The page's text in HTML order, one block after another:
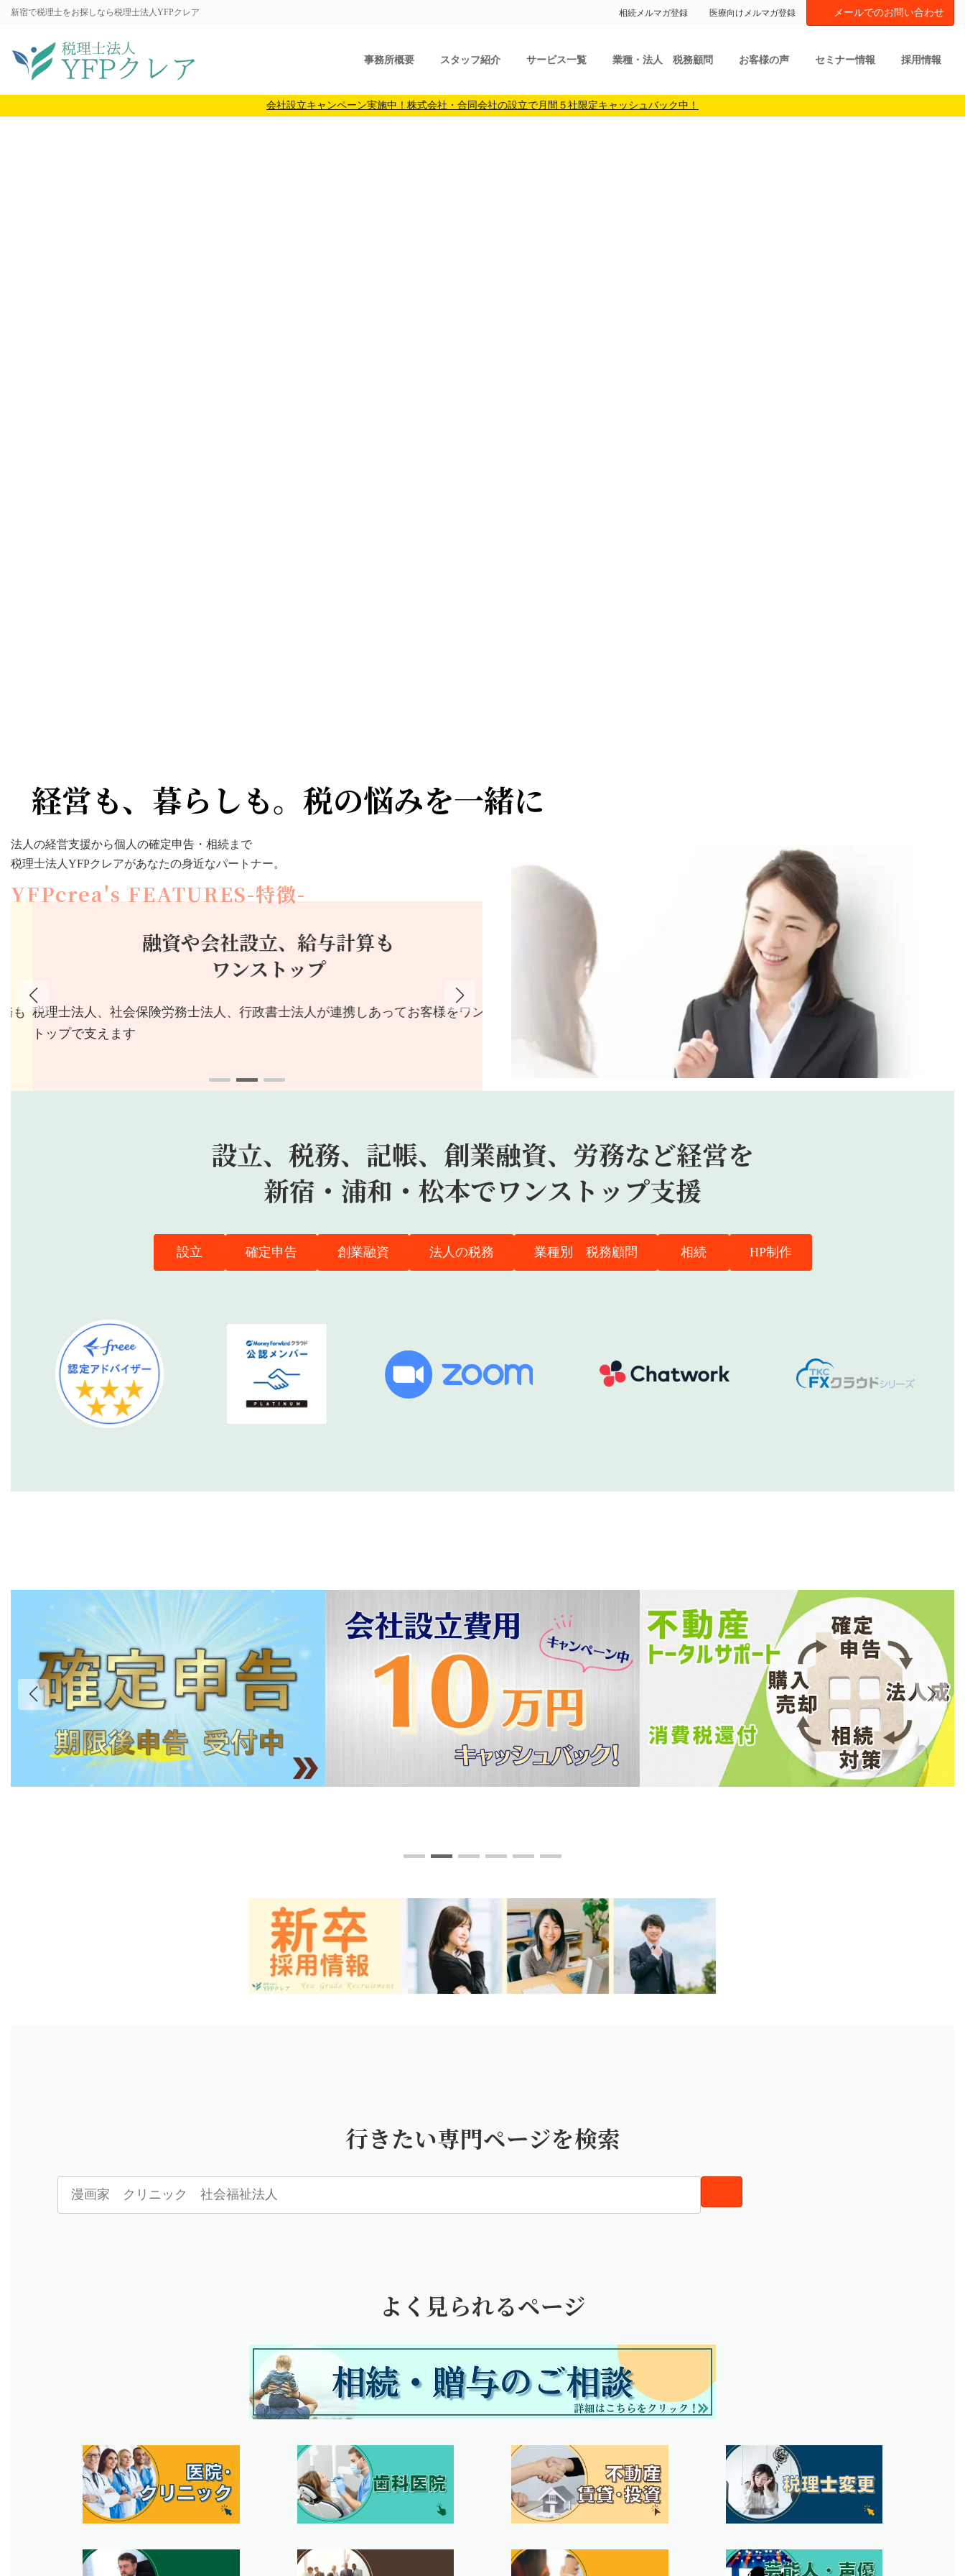
コ
へ
ナ
ョ
新宿で税理士をお探しなら税理士法人YFPクレア 相続メルマガ登録 医療向けメルマガ登録 メールでのお問い合わせ
事務所概要 スタッフ紹介 サービス一覧 業種・法人 税務顧問 お客様の声 セミナー情報 採用情報
会社設立キャンペーン実施中！株式会社・合同会社の設立で月間５社限定キャッシュバック中！
経営も、暮らしも。税の悩みを一緒に
法人の経営支援から個人の確定申告・相続まで
税理士法人YFPクレアがあなたの身近なパートナー。
YFPcrea's FEATURES-特徴-
融資や会社設立、給与計算も
ワンストップ
税理士法人、社会保険労務士法人、行政書士法人が連携しあってお客様をワンス
トップで支えます
freee、MFやRPA、zoom、チャット
オンラインツール活用
freeeやMFの機能を活用したり、zoomやチャットワークでコミュニケーションを
設立、 税務、 記帳、 創業融資、 労務など経営を
新宿・浦和・松本でワンストップ支援
設立 確定申告 創業融資 法人の税務 業種別 税務顧問 相続 HP制作
行きたい専門ページを検索
よく見られるページ